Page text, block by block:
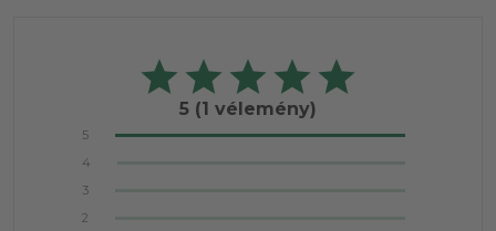
5 (1 vélemény)
5
4
3
2